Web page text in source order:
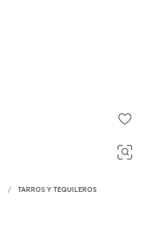
TARROS Y TEQUILEROS